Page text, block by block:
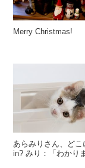
Merry Christmas!
あらみりさん、ど
in? みり：「わか